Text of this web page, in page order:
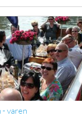
- varen